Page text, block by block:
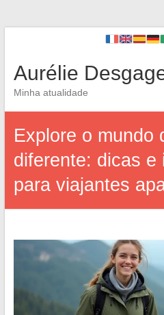
Aurélie
Minha atualidade
Explore o mundo
diferente: dicas e
para viajantes